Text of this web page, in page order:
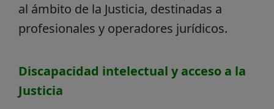
al ámbito de la Justicia, destinadas a
profesionales y operadores jurídicos.
Discapacidad intelectual y acceso a la
Justicia